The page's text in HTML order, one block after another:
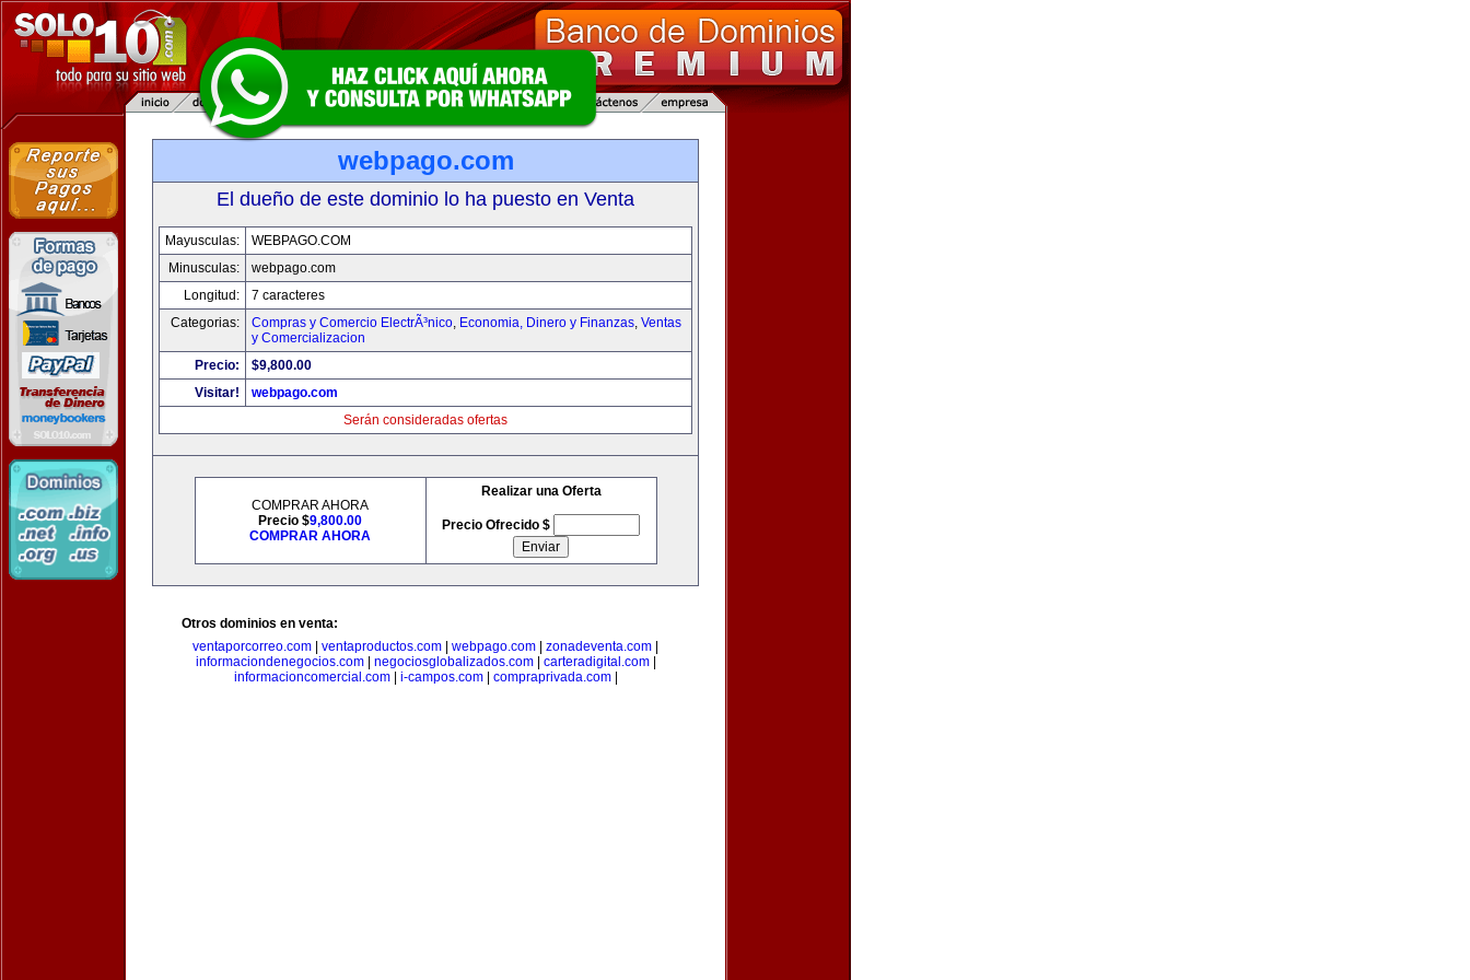
webpago.com
El dueño de este dominio lo ha puesto en Venta
Mayusculas:
WEBPAGO.COM
Minusculas:
webpago.com
Longitud:
7 caracteres
Categorias:
Compras y Comercio ElectrÃ³nico, Economia, Dinero y Finanzas, Ventas
y Comercializacion
Precio:
$9,800.00
Visitar!
webpago.com
Serán consideradas ofertas
COMPRAR AHORA
Precio $9,800.00
COMPRAR AHORA
Realizar una Oferta
Precio Ofrecido $
Otros dominios en venta:
ventaporcorreo.com
ventaproductos.com webpago.com zonadeventa.com
informaciondenegocios.com| negociosglobalizados.com| carteradigital.com|
informacioncomercial.com| i-campos.com| compraprivada.com|